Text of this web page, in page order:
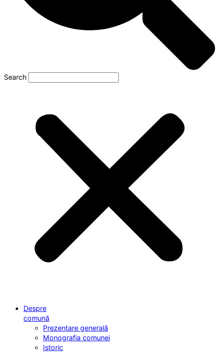
Search
Despre
comună
Prezentare generală
Monografia comunei
Istoric